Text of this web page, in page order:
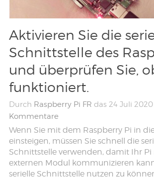
Aktivieren Sie die
Schnittstelle des
und überprüfen Sie,
funktioniert.
Durch Raspberry Pi FR das 24 Juli 2020
Kommentare
Wenn Sie mit dem Raspberry Pi in
einsteigen, müssen Sie schnell die
Schnittstelle verwenden, damit Ihr
externen Modul kommunizieren
serielle Schnittstelle nutzen zu